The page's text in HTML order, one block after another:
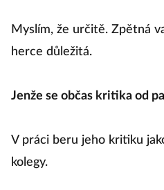
Myslím, že určitě. Zpětná
herce důležitá.
Jenže se občas kritika od
V práci beru jeho kritiku
kolegy.